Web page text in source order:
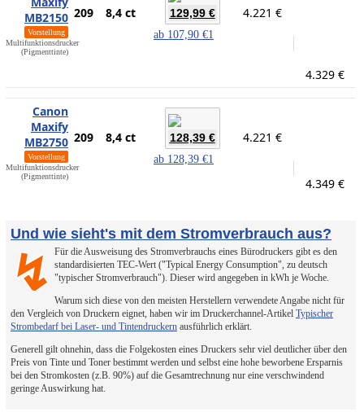
MB2150
Vorstellung
Multifunktionsdrucker
(Pigmenttinte)
209 8,4 ct 129,99 €
ab 107,90 €1
4.221 €
4.329 €
Canon
Maxify
MB2750
Vorstellung
Multifunktionsdrucker
(Pigmenttinte)
209 8,4 ct 128,39 €
ab 128,39 €1
4.221 €
4.349 €
Und wie sieht's mit dem Stromverbrauch aus?
↯
Für die Ausweisung des Stromverbrauchs eines Bürodruckers gibt es den
standardisierten TEC-Wert ("Typical Energy Consumption", zu deutsch
"typischer Stromverbrauch"). Dieser wird angegeben in kWh je Woche.
Warum sich diese von den meisten Herstellern verwendete Angabe nicht für
den Vergleich von Druckern eignet, haben wir im Druckerchannel-Artikel Typischer
Strombedarf bei Laser- und Tintendruckern ausführlich erklärt.
Generell gilt ohnehin, dass die Folgekosten eines Druckers sehr viel deutlicher über den
Preis von Tinte und Toner bestimmt werden und selbst eine hohe beworbene Ersparnis
bei den Stromkosten (z.B. 90%) auf die Gesamtrechnung nur eine verschwindend
geringe Auswirkung hat.